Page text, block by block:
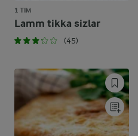
1 TIM
Lamm tikka sizlar
(45)